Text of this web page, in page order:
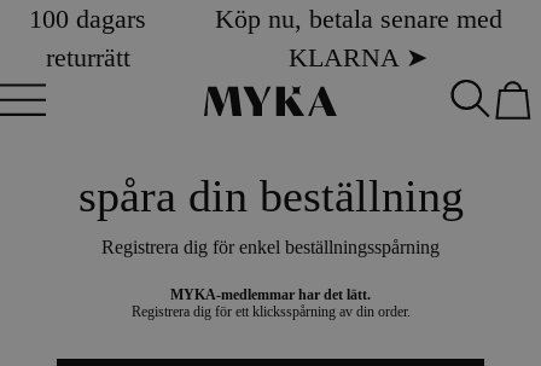
100 dagars
returrätt
Köp nu, betala senare med
KLARNA ➤
spåra din beställning
Registrera dig för enkel beställningsspårning
MYKA-medlemmar har det lätt.
Registrera dig för ett klicksspårning av din order.